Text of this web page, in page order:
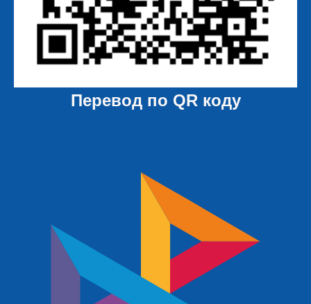
Перевод по QR коду